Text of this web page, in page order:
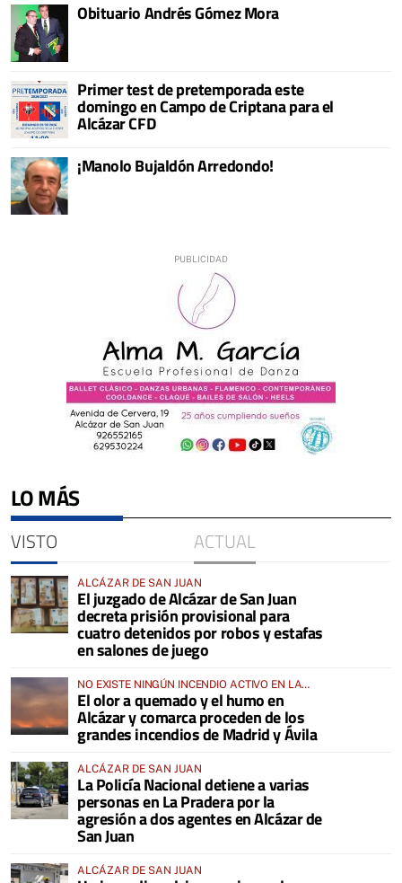
Obituario Andrés Gómez Mora
Primer test de pretemporada este
domingo en Campo de Criptana para el
Alcázar CFD
¡Manolo Bujaldón Arredondo!
LO MÁS
VISTO ACTUAL
ALCÁZAR DE SAN JUAN
El juzgado de Alcázar de San Juan
decreta prisión provisional para
cuatro detenidos por robos y estafas
en salones de juego
NO EXISTE NINGÚN INCENDIO ACTIVO EN LA
COMARCA
El olor a quemado y el humo en
Alcázar y comarca proceden de los
grandes incendios de Madrid y Ávila
ALCÁZAR DE SAN JUAN
La Policía Nacional detiene a varias
personas en La Pradera por la
agresión a dos agentes en Alcázar de
San Juan
ALCÁZAR DE SAN JUAN